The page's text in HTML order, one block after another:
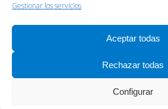
Gestionar los servicios
Aceptar todas
Rechazar todas
Configurar